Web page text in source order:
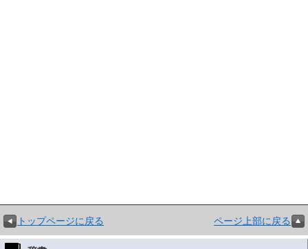
トップページに戻る ページ上部に戻る